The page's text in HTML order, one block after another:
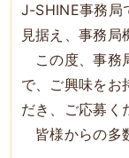
J-SHINE事務局
見据え、事務局
この度、事務
で、ご興味をお
だき、ご応募く
皆様からの多